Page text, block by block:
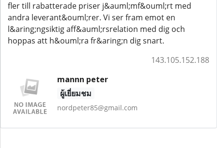
fler till rabatterade priser j&auml;mf&ouml;rt med
andra leverant&ouml;rer. Vi ser fram emot en
l&aring;ngsiktig aff&auml;rsrelation med dig och
hoppas att h&ouml;ra fr&aring;n dig snart.
143.105.152.188
mannn peter
ผู้เยี่ยมชม
nordpeter85@gmail.com